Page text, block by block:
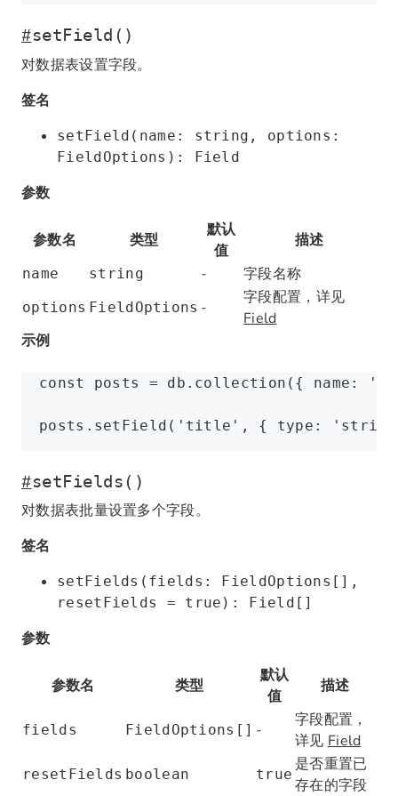
#setField()
对数据表设置字段。
签名
setField(name: string, options:
FieldOptions): Field
参数
参数名 类型
默认
值
描述
name string - 字段名称
options FieldOptions -
字段配置，详见
Field
示例
const posts = db .collection ({ name :
posts .setField ( 'title' , { type :
#setFields()
对数据表批量设置多个字段。
签名
setFields(fields: FieldOptions[],
resetFields = true): Field[]
参数
参数名 类型
默认
值
描述
fields FieldOptions[] -
字段配置，
详见 Field
resetFields boolean true
是否重置已
存在的字段